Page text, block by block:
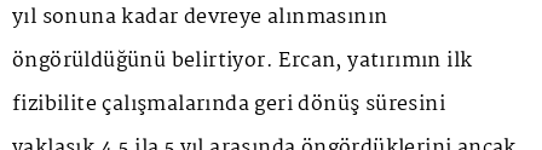
yıl sonuna kadar devreye alınmasının
öngörüldüğünü belirtiyor. Ercan, yatırımın ilk
fizibilite çalışmalarında geri dönüş süresini